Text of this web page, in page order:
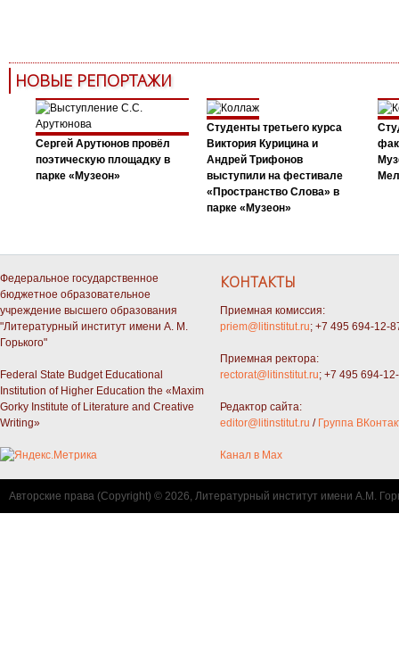
НОВЫЕ РЕПОРТАЖИ
Сергей Арутюнов провёл
поэтическую площадку в
парке «Музеон»
Студенты третьего курса
Виктория Курицина и
Андрей Трифонов
выступили на фестивале
«Пространство Слова» в
парке «Музеон»
Федеральное государственное
бюджетное образовательное
учреждение высшего образования
"Литературный институт имени А. М.
Горького"
Federal State Budget Educational
Institution of Higher Education the «Maxim
Gorky Institute of Literature and Creative
Writing»
КОНТАКТЫ
Приемная комиссия:
priem@litinstitut.ru; +7 495 694-12-
Приемная ректора:
rectorat@litinstitut.ru; +7 495 694-
Редактор сайта:
editor@litinstitut.ru / Группа
Канал в Max
Авторские права (Copyright) © 2026, Литературный институт имени А.М.